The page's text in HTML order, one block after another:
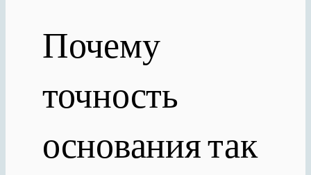
Почему
точность
основания так